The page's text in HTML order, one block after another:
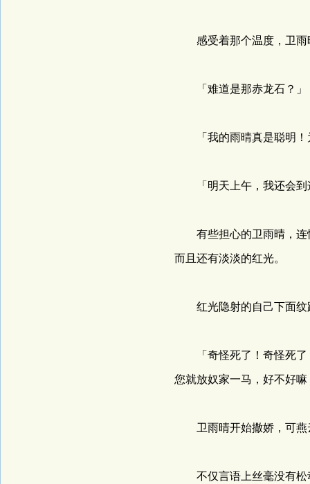
感受着那个温度，卫雨
「难道是那赤龙石？」
「我的雨晴真是聪明！
「明天上午，我还会到
有些担心的卫雨晴，连
而且还有淡淡的红光。
红光隐射的自己下面纹
「奇怪死了！奇怪死了
您就放奴家一马，好不好
卫雨晴开始撒娇，可燕
不仅言语上丝毫没有松